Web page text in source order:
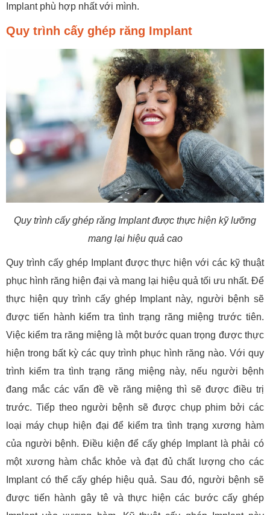
Implant phù hợp nhất với mình.
Quy trình cấy ghép răng Implant
Quy trình cấy ghép răng Implant được thực hiện kỹ lưỡng
mang lại hiệu quả cao
Quy trình cấy ghép Implant được thực hiện với các kỹ thuật
phục hình răng hiện đại và mang lại hiệu quả tối ưu nhất. Để
thực hiện quy trình cấy ghép Implant này, người bệnh sẽ
được tiến hành kiểm tra tình trạng răng miệng trước tiên.
Việc kiểm tra răng miệng là một bước quan trọng được thực
hiện trong bất kỳ các quy trình phục hình răng nào. Với quy
trình kiểm tra tình trạng răng miệng này, nếu người bệnh
đang mắc các vấn đề về răng miệng thì sẽ được điều trị
trước. Tiếp theo người bệnh sẽ được chụp phim bởi các
loại máy chụp hiện đại để kiểm tra tình trạng xương hàm
của người bệnh. Điều kiện để cấy ghép Implant là phải có
một xương hàm chắc khỏe và đạt đủ chất lượng cho các
Implant có thể cấy ghép hiệu quả. Sau đó, người bệnh sẽ
được tiến hành gây tê và thực hiện các bước cấy ghép